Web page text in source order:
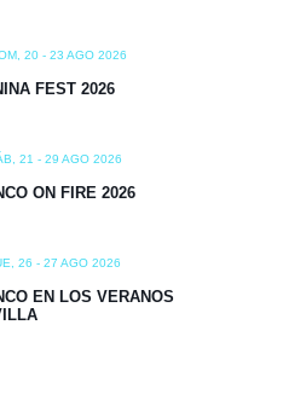
20 - 23 AGO 2026
FEST 2026
21 - 29 AGO 2026
ON FIRE 2026
26 - 27 AGO 2026
EN LOS VERANOS